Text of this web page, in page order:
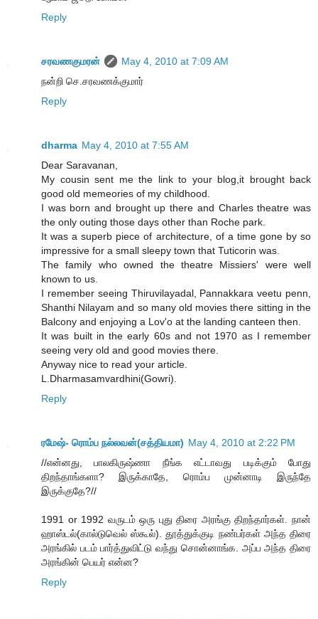
Reply
சரவணகுமரன்
May 4, 2010 at 7:09 AM
நன்றி செ.சரவணக்குமார்
Reply
dharma May 4, 2010 at 7:55 AM
Dear Saravanan,
My cousin sent me the link to your blog,it brought back
good old memeories of my childhood.
I was born and brought up there and Charles theatre was
the only outing those days other than Roche park.
It was a superb piece of architecture, of a time gone by so
impressive for a small sleepy town that Tuticorin was.
The family who owned the theatre Missiers' were well
known to us.
I remember seeing Thiruvilayadal, Pannakkara veetu penn,
Shanthi Nilayam and so many old movies there sitting in the
Balcony and enjoying a Lov'o at the landing canteen then.
It was built in the early 60s and not 1970 as I remember
seeing very old and good movies there.
Anyway nice to read your article.
L.Dharmasamvardhini(Gowri).
Reply
ரமேஷ்- ரொம்ப நல்லவன்(சத்தியமா) May 4, 2010 at 2:22 PM
//என்னது, பாலகிருஷ்ணா நீங்க எட்டாவது படிக்கும் போது
திறந்தாங்களா? இருக்காதே, ரொம்ப முன்னாடி இருந்தே
இருக்குதே?//
1991 or 1992 வருடம் ஒரு புது திரை அரங்கு திறந்தார்கள். நான்
ஹாஸ்டல்(கால்டுவெல் ஸ்கூல்). தூத்துக்குடி நண்பர்கள் அந்த திரை
அரங்கில் படம் பார்த்துவிட்டு வந்து சொன்னாங்க. அப்ப அந்த திரை
அரங்கின் பெயர் என்ன?
Reply